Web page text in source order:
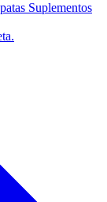
Suplementos